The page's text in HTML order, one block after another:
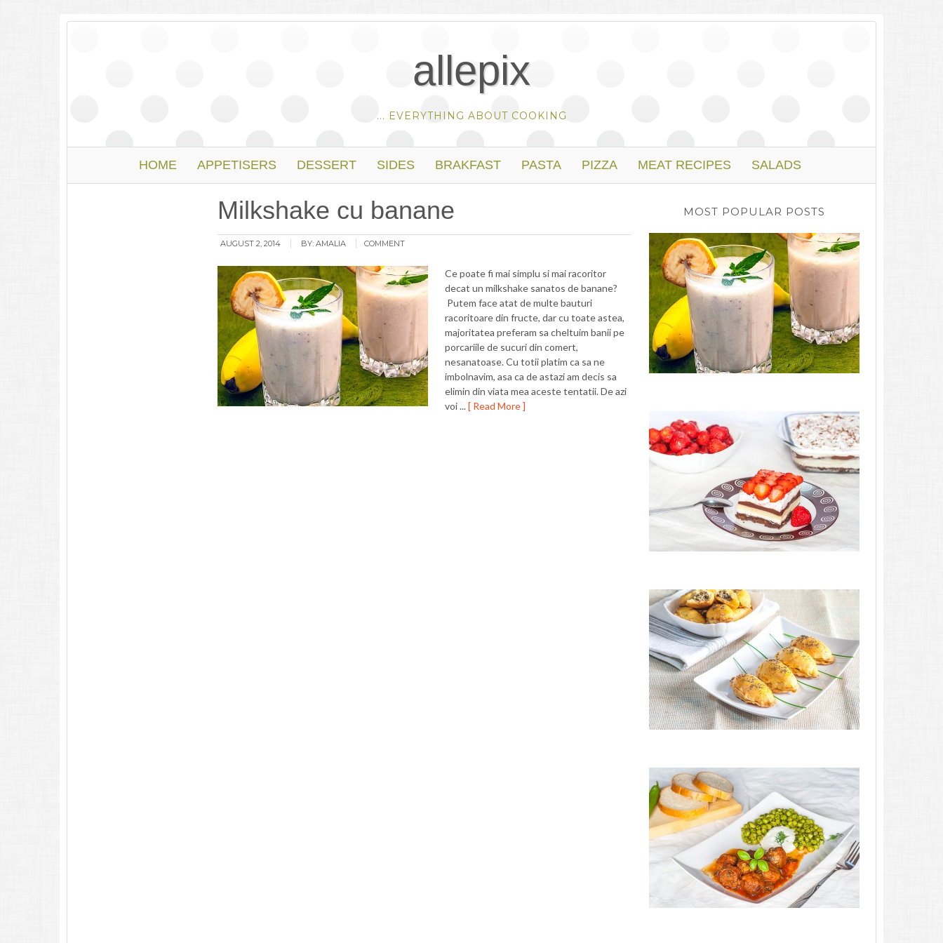
allepix
... EVERYTHING ABOUT COOKING
HOME APPETISERS DESSERT SIDES BRAKFAST PASTA PIZZA MEAT RECIPES SALADS
Milkshake cu banane
AUGUST 2, 2014 BY: AMALIA COMMENT
Ce poate fi mai simplu si mai racoritor
decat un milkshake sanatos de banane?
Putem face atat de multe bauturi
racoritoare din fructe, dar cu toate astea,
majoritatea preferam sa cheltuim banii pe
porcariile de sucuri din comert,
nesanatoase. Cu totii platim ca sa ne
imbolnavim, asa ca de astazi am decis sa
elimin din viata mea aceste tentatii. De azi
voi ...[ Read More ]
MOST POPULAR POSTS